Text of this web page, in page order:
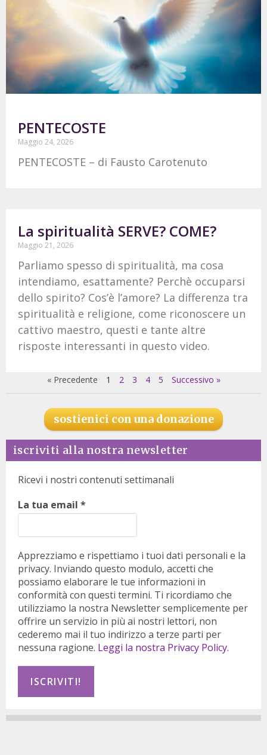
PENTECOSTE
Maggio 24, 2026
PENTECOSTE – di Fausto Carotenuto
La spiritualità SERVE? COME?
Maggio 21, 2026
Parliamo spesso di spiritualità, ma cosa
intendiamo, esattamente? Perchè occuparsi
dello spirito? Cos’è l’amore? La differenza tra
spiritualità e religione, come riconoscere un
cattivo maestro, questi e tante altre
risposte interessanti in questo video.
« Precedente 1 2 3 4 5 Successivo »
sostienici con una donazione
iscriviti alla nostra newsletter
Ricevi i nostri contenuti settimanali
La tua email *
Apprezziamo e rispettiamo i tuoi dati personali e la
privacy. Inviando questo modulo, accetti che
possiamo elaborare le tue informazioni in
conformità con questi termini. Ti ricordiamo che
utilizziamo la nostra Newsletter semplicemente per
offrire un servizio in più ai nostri lettori, non
cederemo mai il tuo indirizzo a terze parti per
nessuna ragione. Leggi la nostra Privacy Policy.